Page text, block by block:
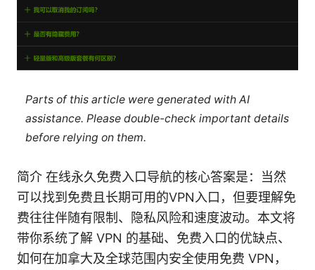
Parts of this article were generated with AI
assistance. Please double-check important details
before relying on them.
简介 在线永久免费入口导航的核心答案是：当然
可以找到免费且长期可用的VPN入口，但要理解免
费往往伴随有限制、隐私风险和速度波动。本文将
带你系统了解 VPN 的基础、免费入口的优缺点、
如何在加拿大及全球范围内安全使用免费 VPN，